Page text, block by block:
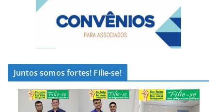
Juntos somos fortes! Filie-se!